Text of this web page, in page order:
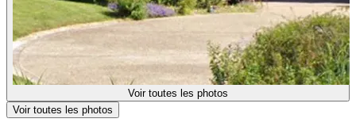
Voir toutes les photos
Voir toutes les photos